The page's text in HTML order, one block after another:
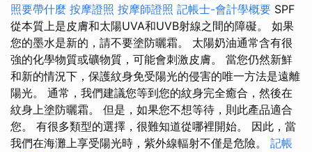
照要帶什麼 按摩證照 按摩師證照 記帳士-會計學概要 SPF
從本質上是皮膚和太陽UVA和UVB射線之間的障礙。 如果
您的墨水是新的，請不要塗防曬霜。 太陽奶油通常含有很
強的化學物質或礦物質，可能會刺激皮膚。 當您仍然新鮮
和新的情況下，保護紋身免受陽光的侵害的唯一方法是遠離
陽光。 通常，我們建議您等到您的紋身完全癒合，然後在
紋身上塗防曬霜。 但是，如果您不想等待，則此產品適合
您。 有很多類型的選擇，很難知道從哪裡開始。 因此，當
我們在海灘上享受陽光時，紫外線輻射不僅是危險。 記帳